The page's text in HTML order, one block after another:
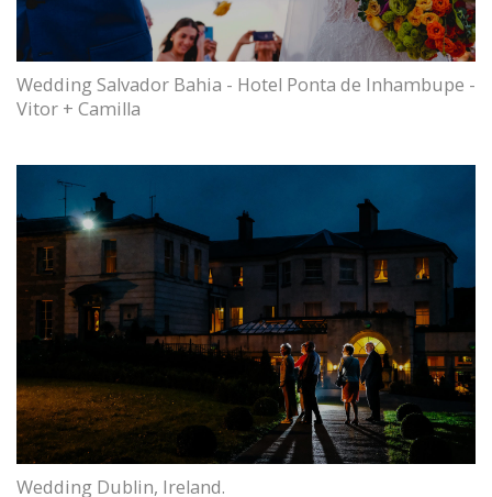
Wedding Salvador Bahia - Hotel Ponta de Inhambupe -
Vitor + Camilla
Wedding Dublin, Ireland.